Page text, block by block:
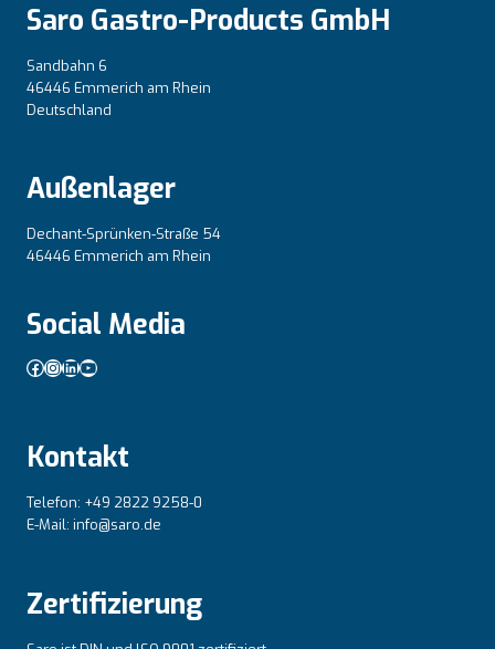
Saro Gastro-Products GmbH
Sandbahn 6
46446 Emmerich am Rhein
Deutschland
Außenlager
Dechant-Sprünken-Straße 54
46446 Emmerich am Rhein
Social Media
Facebook
Instagram
LinkedIn
YouTube
Kontakt
Telefon: +49 2822 9258-0
E-Mail: info@saro.de
Zertifizierung